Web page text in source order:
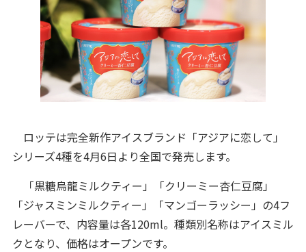
ロッテは完全新作アイスブランド「アジアに恋して」
シリーズ4種を4月6日より全国で発売します。
「黒糖烏龍ミルクティー」「クリーミー杏仁豆腐」
「ジャスミンミルクティー」「マンゴーラッシー」の4フ
レーバーで、内容量は各120ml。種類別名称はアイスミル
クとなり、価格はオープンです。